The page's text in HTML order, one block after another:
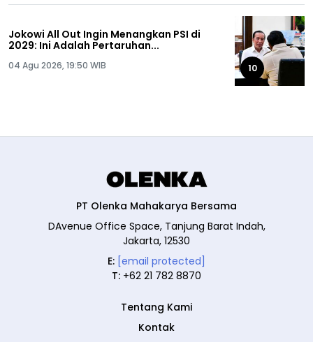
Jokowi All Out Ingin Menangkan PSI di
2029: Ini Adalah Pertaruhan...
04 Agu 2026, 19:50 WIB 10
PT Olenka Mahakarya Bersama
DAvenue Office Space, Tanjung Barat Indah,
Jakarta, 12530
E: [email protected]
T: +62 21 782 8870
Tentang Kami
Kontak